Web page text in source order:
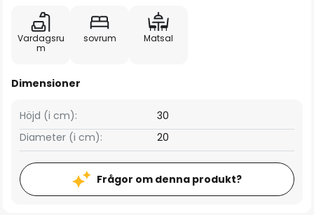
Vardagsru
m
sovrum Matsal
Dimensioner
Höjd (i cm):
30
Diameter (i cm):
20
Frågor om denna produkt?